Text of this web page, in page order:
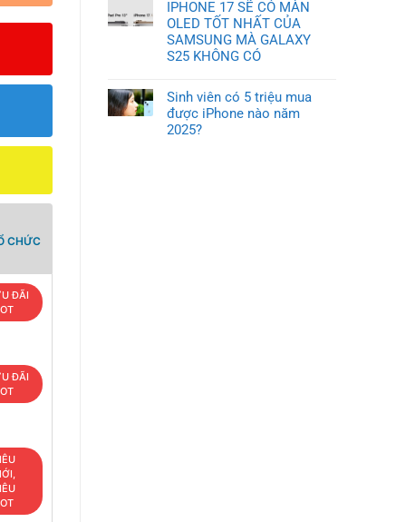
IPHONE 17 SẼ CÓ MÀN
OLED TỐT NHẤT CỦA
SAMSUNG MÀ GALAXY
S25 KHÔNG CÓ
Sinh viên có 5 triệu mua
được iPhone nào năm
2025?
CHỨC
ĐÃI
ĐÃI